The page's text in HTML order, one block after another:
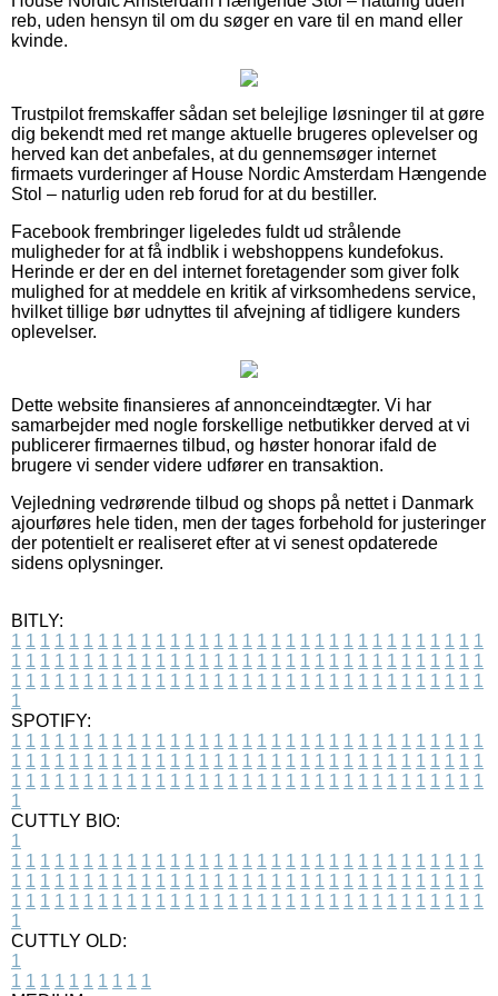
reb, uden hensyn til om du søger en vare til en mand eller
kvinde.
Trustpilot fremskaffer sådan set belejlige løsninger til at gøre
dig bekendt med ret mange aktuelle brugeres oplevelser og
herved kan det anbefales, at du gennemsøger internet
firmaets vurderinger af House Nordic Amsterdam Hængende
Stol – naturlig uden reb forud for at du bestiller.
Facebook frembringer ligeledes fuldt ud strålende
muligheder for at få indblik i webshoppens kundefokus.
Herinde er der en del internet foretagender som giver folk
mulighed for at meddele en kritik af virksomhedens service,
hvilket tillige bør udnyttes til afvejning af tidligere kunders
oplevelser.
Dette website finansieres af annonceindtægter. Vi har
samarbejder med nogle forskellige netbutikker derved at vi
publicerer firmaernes tilbud, og høster honorar ifald de
brugere vi sender videre udfører en transaktion.
Vejledning vedrørende tilbud og shops på nettet i Danmark
ajourføres hele tiden, men der tages forbehold for justeringer
der potentielt er realiseret efter at vi senest opdaterede
sidens oplysninger.
BITLY:
1 1 1 1 1 1 1 1 1 1 1 1 1 1 1 1 1 1 1 1 1 1 1 1 1 1 1 1 1 1 1 1 1
1 1 1 1 1 1 1 1 1 1 1 1 1 1 1 1 1 1 1 1 1 1 1 1 1 1 1 1 1 1 1 1 1
1 1 1 1 1 1 1 1 1 1 1 1 1 1 1 1 1 1 1 1 1 1 1 1 1 1 1 1 1 1 1 1 1
1
SPOTIFY:
1 1 1 1 1 1 1 1 1 1 1 1 1 1 1 1 1 1 1 1 1 1 1 1 1 1 1 1 1 1 1 1 1
1 1 1 1 1 1 1 1 1 1 1 1 1 1 1 1 1 1 1 1 1 1 1 1 1 1 1 1 1 1 1 1 1
1 1 1 1 1 1 1 1 1 1 1 1 1 1 1 1 1 1 1 1 1 1 1 1 1 1 1 1 1 1 1 1 1
1
CUTTLY BIO:
1
1 1 1 1 1 1 1 1 1 1 1 1 1 1 1 1 1 1 1 1 1 1 1 1 1 1 1 1 1 1 1 1 1
1 1 1 1 1 1 1 1 1 1 1 1 1 1 1 1 1 1 1 1 1 1 1 1 1 1 1 1 1 1 1 1 1
1 1 1 1 1 1 1 1 1 1 1 1 1 1 1 1 1 1 1 1 1 1 1 1 1 1 1 1 1 1 1 1 1
1
CUTTLY OLD:
1
1 1 1 1 1 1 1 1 1 1